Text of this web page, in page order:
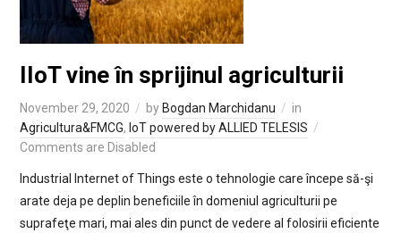
IIoT vine în sprijinul agriculturii
November 29, 2020 by Bogdan Marchidanu
in
Agricultura&FMCG, IoT powered by ALLIED TELESIS
Comments are Disabled
Industrial Internet of Things este o tehnologie care începe să-şi
arate deja pe deplin beneficiile în domeniul agriculturii pe
suprafeţe mari, mai ales din punct de vedere al folosirii eficiente